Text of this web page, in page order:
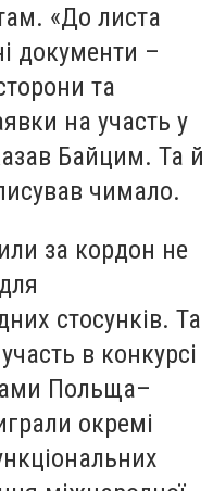
«До листа
документи –
та
на участь у
Байцим. Та й
чимало.
за кордон не
стосунків. Та
в конкурсі
Польща–
окремі